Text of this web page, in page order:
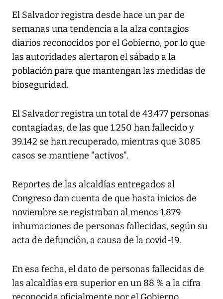
El Salvador registra desde hace un par de
semanas una tendencia a la alza contagios
diarios reconocidos por el Gobierno, por lo que
las autoridades alertaron el sábado a la
población para que mantengan las medidas de
bioseguridad.
El Salvador registra un total de 43.477 personas
contagiadas, de las que 1.250 han fallecido y
39.142 se han recuperado, mientras que 3.085
casos se mantiene "activos".
Reportes de las alcaldías entregados al
Congreso dan cuenta de que hasta inicios de
noviembre se registraban al menos 1.879
inhumaciones de personas fallecidas, según su
acta de defunción, a causa de la covid-19.
En esa fecha, el dato de personas fallecidas de
las alcaldías era superior en un 88 % a la cifra